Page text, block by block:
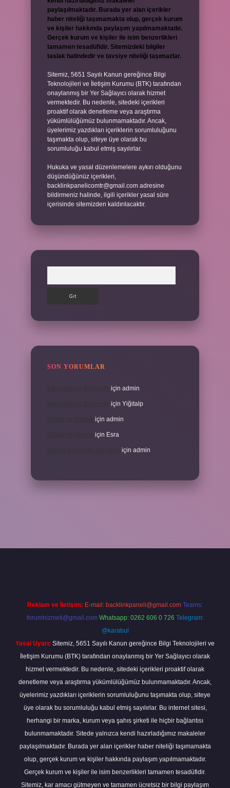
paylaşılmaktadır. Burada yer alan içerikler
haber niteliği taşımamakta olup, gerçek kurum
ve kişiler hakkında paylaşım yapılmamaktadır.
Gerçek kurum ve kişiler ile isim benzerlikleri
tamamen tesadüfidir. Sitemizdeki bilgiler
taslak halindedir ve tavsiye niteliği taşımazlar.
Sitemiz, 5651 Sayılı Kanun gereğince Bilgi
Teknolojileri ve İletişim Kurumu (BTK) tarafından
onaylanmış bir Yer Sağlayıcı olarak hizmet
vermektedir. Bu nedenle, sitedeki içerikleri
proaktif olarak denetleme veya araştırma
yükümlülüğümüz bulunmamaktadır. Ancak,
üyelerimiz yazdıkları içeriklerin sorumluluğunu
taşımakta olup, siteye üye olarak bu
sorumluluğu kabul etmiş sayılırlar.
Hukuka ve yasal düzenlemelere aykırı olduğunu
düşündüğünüz içerikleri,
backlinkpanelicomtr@gmail.com adresine
bildirmeniz halinde, ilgili içerikler yasal süre
içerisinde sitemizden kaldırılacaktır.
SON YORUMLAR
için admin
için Yiğitalp
için admin
için Esra
için admin
Reklam ve İletişim: E-mail: backlinkpaneli@gmail.com Teams:
forumhizmeti@gmail.com Whatsapp: 0262 606 0 726 Telegram:
@karabul
Yasal Uyarı: Sitemiz, 5651 Sayılı Kanun gereğince Bilgi Teknolojileri ve
İletişim Kurumu (BTK) tarafından onaylanmış bir Yer Sağlayıcı olarak
hizmet vermektedir. Bu nedenle, sitedeki içerikleri proaktif olarak
denetleme veya araştırma yükümlülüğümüz bulunmamaktadır. Ancak,
üyelerimiz yazdıkları içeriklerin sorumluluğunu taşımakta olup, siteye
üye olarak bu sorumluluğu kabul etmiş sayılırlar. Bu internet sitesi,
herhangi bir marka, kurum veya şahıs şirketi ile hiçbir bağlantısı
bulunmamaktadır. Sitede yalnızca kendi hazırladığımız makaleler
paylaşılmaktadır. Burada yer alan içerikler haber niteliği taşımamakta
olup, gerçek kurum ve kişiler hakkında paylaşım yapılmamaktadır.
Gerçek kurum ve kişiler ile isim benzerlikleri tamamen tesadüfidir.
Sitemiz, kar amacı gütmeyen ve tamamen ücretsiz bir bilgi paylaşım